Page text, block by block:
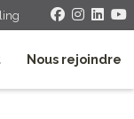
Nous rejoindre